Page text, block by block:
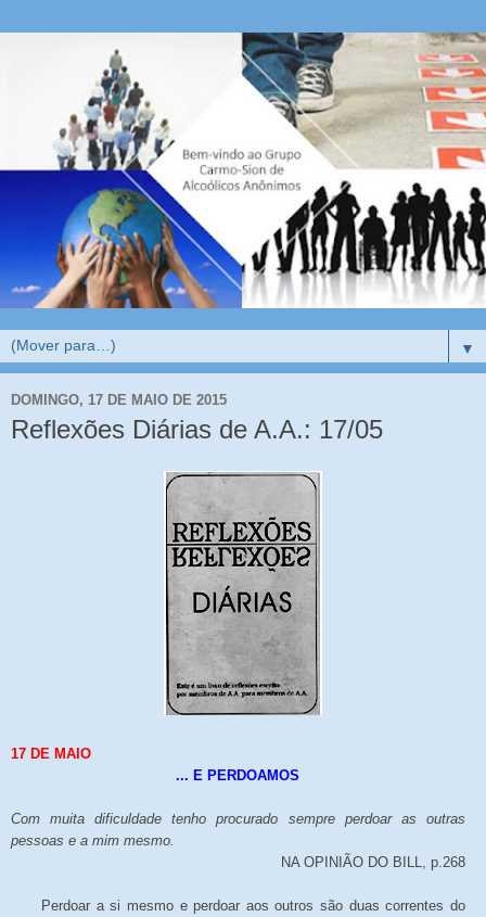
▼
DOMINGO, 17 DE MAIO DE 2015
Reflexões Diárias de A.A.: 17/05
17 DE MAIO
... E PERDOAMOS
Com muita dificuldade tenho procurado sempre perdoar as outras
pessoas e a mim mesmo.
NA OPINIÃO DO BILL, p.268
Perdoar a si mesmo e perdoar aos outros são duas correntes do